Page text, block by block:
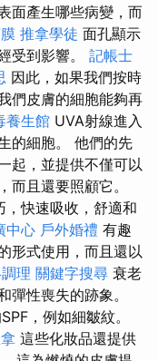
面產生哪些病變，而
推拿學徒 面孔顯示
受到影響。 記帳士
因此，如果我們按時
們皮膚的細胞能夠再
養生館 UVA射線進入
的細胞。 他們的先
起，並提供不僅可以
而且還要照顧它。
快速吸收，舒適和
中心 戶外婚禮 有趣
形式使用，而且還以
理 關鍵字搜尋 衰老
彈性喪失的跡象。
，例如細皺紋。
這些化妝品還提供